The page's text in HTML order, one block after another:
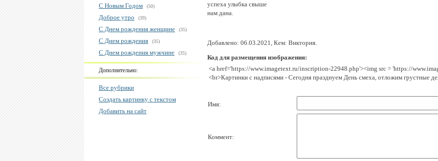
С Новым Годом
(50)
Доброе утро (39)
С Днем рождения женщине (35)
С Днем рождения (35)
С Днем рождения мужчине (35)
Дополнительно:
Все рубрики
Создать картинку с текстом
Добавить на сайт
успеха улыбка свыше
нам дана.
Добавлено: 06.03.2021, Кем: Виктория.
Код для размещения изображения:
<a href='https://www.imagetext.ru/inscription-22948.php'><img src = 'https://
<br>Картинки с надписями - Сегодня празднуем День смеха, отложим грустные
Имя:
Коммент: